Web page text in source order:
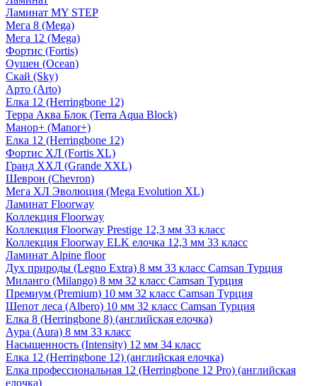
Ламинат MY STEP
Мега 8 (Mega)
Мега 12 (Mega)
Фортис (Fortis)
Оушен (Ocean)
Скай (Sky)
Арто (Arto)
Елка 12 (Herringbone 12)
Терра Аква Блок (Terra Aqua Block)
Манор+ (Manor+)
Елка 12 (Herringbone 12)
Фортис ХЛ (Fortis XL)
Гранд ХХЛ (Grande XXL)
Шеврон (Chevron)
Мега ХЛ Эволюция (Mega Evolution XL)
Ламинат Floorway
Коллекция Floorway
Коллекция Floorway Prestige 12,3 мм 33 класс
Коллекция Floorway ELK елочка 12,3 мм 33 класс
Ламинат Alpine floor
Дух природы (Legno Extra) 8 мм 33 класс Camsan Турция
Миланго (Milango) 8 мм 32 класс Camsan Турция
Премиум (Premium) 10 мм 32 класс Camsan Турция
Шепот леса (Albero) 10 мм 32 класс Camsan Турция
Елка 8 (Herringbone 8) (английская елочка)
Аура (Aura) 8 мм 33 класс
Насыщенность (Intensity) 12 мм 34 класс
Елка 12 (Herringbone 12) (английская елочка)
Елка профессиональная 12 (Herringbone 12 Pro) (английская
елочка)